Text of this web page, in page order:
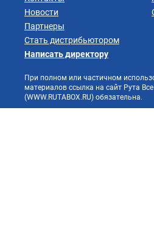
Новости
Партнеры
Стать дистрибьютором
Написать директору
При полном или частичном
материалов ссылка на сайт Рута
(WWW.RUTABOX.RU) обязательна.